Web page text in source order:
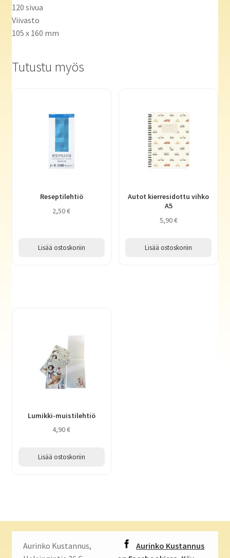
120 sivua
Viivasto
105 x 160 mm
Tutustu myös
Reseptilehtiö
2,50€
Lisää ostoskoriin
Autot kierresidottu vihko
A5
5,90€
Lisää ostoskoriin
Lumikki-muistilehtiö
4,90€
Lisää ostoskoriin
Aurinko Kustannus,
Aurinko Kustannus